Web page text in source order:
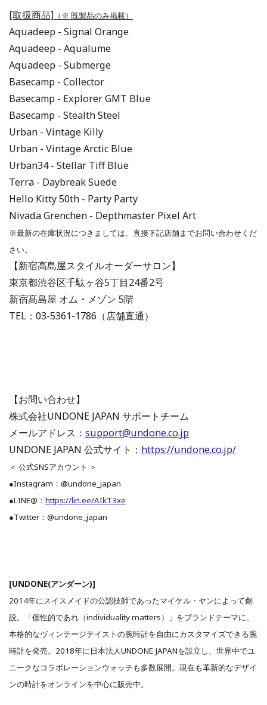
[取扱商品] （※ 既製品のみ掲載）
Aquadeep - Signal Orange
Aquadeep - Aqualume
Aquadeep - Submerge
Basecamp - Collector
Basecamp - Explorer GMT Blue
Basecamp - Stealth Steel
Urban - Vintage Killy
Urban - Vintage Arctic Blue
Urban34 - Stellar Tiff Blue
Terra - Daybreak Suede
Hello Kitty 50th - Party Party
Nivada Grenchen - Depthmaster Pixel Art
※最新の在庫状況につきましては、直接下記店舗までお問い合わせくだ
さい。
【新宿高島屋スタイルオーダーサロン】
東京都渋谷区千駄ヶ谷5丁目24番2号
新宿髙島屋 オム・メゾン 5階
TEL：03-5361-1786（店舗直通）
【お問い合わせ】
株式会社UNDONE JAPAN サポートチーム
メールアドレス： support@undone.co.jp
UNDONE JAPAN 公式サイト： https://undone.co.jp/
＜ 公式SNSアカウント ＞
●Instagram：@undone_japan
●LINE@： https://lin.ee/AIkT3xe
●Twitter：@undone_japan
[UNDONE(アンダーン)]
2014年にスイスメイドの公認技師であったマイケル・ヤンによって創
設。「個性的であれ（individuality matters）」をブランドテーマに、
本格的なヴィンテージテイストの腕時計を自由にカスタマイズできる腕
時計を発売。2018年に日本法人UNDONE JAPANを設立し、世界中でユ
ニークなコラボレーションウォッチも多数展開。現在も革新的なデザイ
ンの時計をオンラインを中心に販売中。